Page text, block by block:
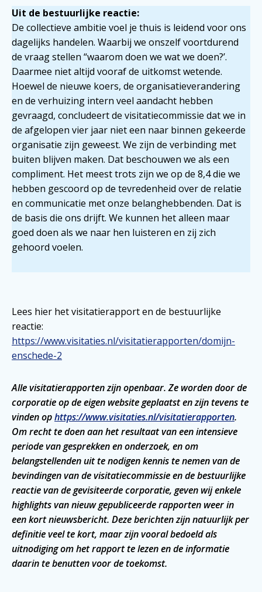
Uit de bestuurlijke reactie:
De collectieve ambitie voel je thuis is leidend voor ons
dagelijks handelen. Waarbij we onszelf voortdurend
de vraag stellen “waarom doen we wat we doen?’.
Daarmee niet altijd vooraf de uitkomst wetende.
Hoewel de nieuwe koers, de organisatieverandering
en de verhuizing intern veel aandacht hebben
gevraagd, concludeert de visitatiecommissie dat we in
de afgelopen vier jaar niet een naar binnen gekeerde
organisatie zijn geweest. We zijn de verbinding met
buiten blijven maken. Dat beschouwen we als een
compliment. Het meest trots zijn we op de 8,4 die we
hebben gescoord op de tevredenheid over de relatie
en communicatie met onze belanghebbenden. Dat is
de basis die ons drijft. We kunnen het alleen maar
goed doen als we naar hen luisteren en zij zich
gehoord voelen.
Lees hier het visitatierapport en de bestuurlijke
reactie:
https://www.visitaties.nl/visitatierapporten/domijn-
enschede-2
Alle visitatierapporten zijn openbaar. Ze worden door de
corporatie op de eigen website geplaatst en zijn tevens te
vinden ophttps://www.visitaties.nl/visitatierapporten.
Om recht te doen aan het resultaat van een intensieve
periode van gesprekken en onderzoek, en om
belangstellenden uit te nodigen kennis te nemen van de
bevindingen van de visitatiecommissie en de bestuurlijke
reactie van de gevisiteerde corporatie, geven wij enkele
highlights van nieuw gepubliceerde rapporten weer in
een kort nieuwsbericht. Deze berichten zijn natuurlijk per
definitie veel te kort, maar zijn vooral bedoeld als
uitnodiging om het rapport te lezen en de informatie
daarin te benutten voor de toekomst.